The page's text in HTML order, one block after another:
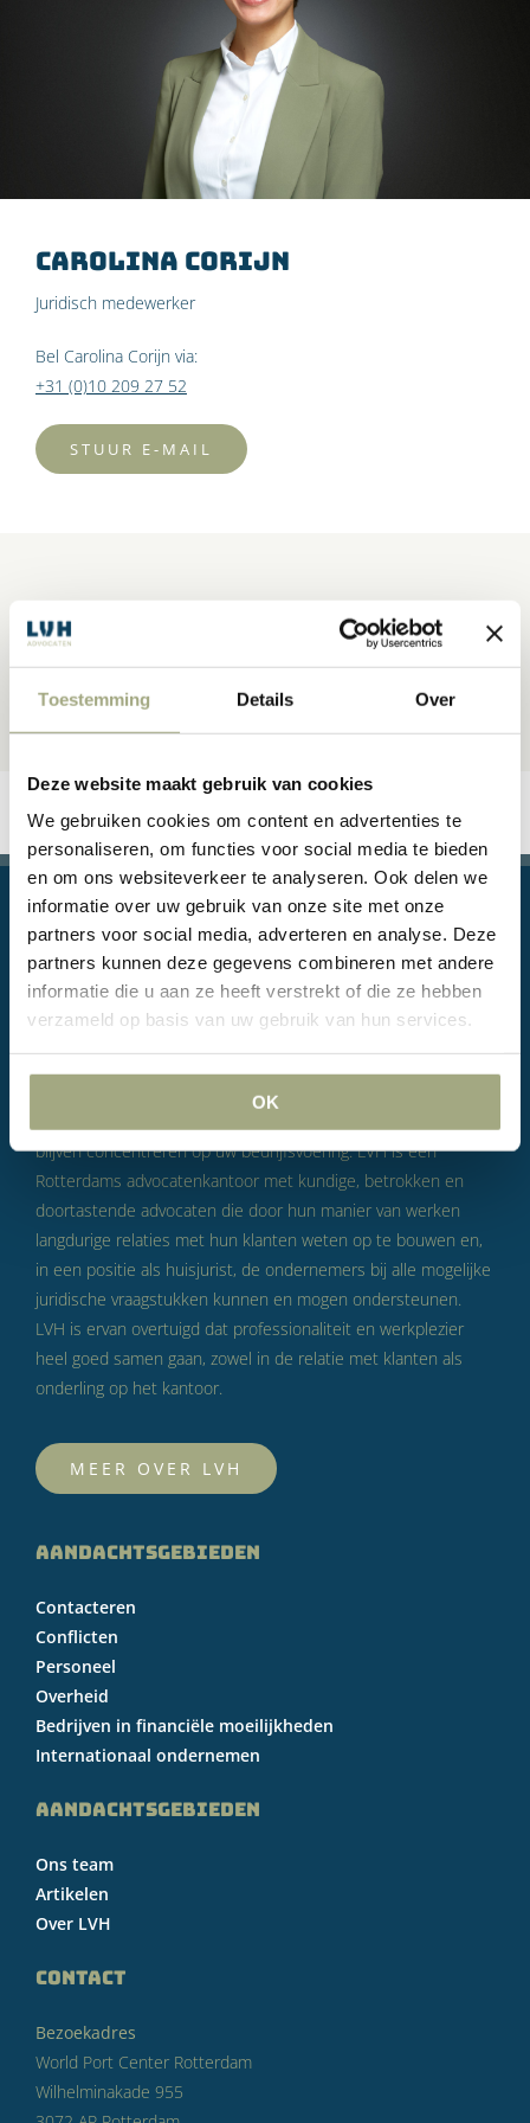
Toestemming Details Over
Deze website maakt gebruik van cookies
We gebruiken cookies om content en advertenties te
personaliseren, om functies voor social media te bieden
en om ons websiteverkeer te analyseren. Ook delen we
informatie over uw gebruik van onze site met onze
partners voor social media, adverteren en analyse. Deze
partners kunnen deze gegevens combineren met andere
informatie die u aan ze heeft verstrekt of die ze hebben
verzameld op basis van uw gebruik van hun services.
OK
Carolina Corijn
Juridisch medewerker
Bel Carolina Corijn via:
+31 (0)10 209 27 52
STUUR E-MAIL
Juridische vragen, of zelfs conflicten, zijn onderdeel van het
maar wel om serieus te nemen. Doel van LVH is om u daarbij
blijven concentreren op uw bedrijfsvoering. LVH is een
Rotterdams advocatenkantoor met kundige, betrokken en
doortastende advocaten die door hun manier van werken
langdurige relaties met hun klanten weten op te bouwen en,
in een positie als huisjurist, de ondernemers bij alle mogelijke
juridische vraagstukken kunnen en mogen ondersteunen.
LVH is ervan overtuigd dat professionaliteit en werkplezier
heel goed samen gaan, zowel in de relatie met klanten als
onderling op het kantoor.
MEER OVER LVH
AANDACHTSGEBIEDEN
Contacteren
Conflicten
Personeel
Overheid
Bedrijven in financiële moeilijkheden
Internationaal ondernemen
AANDACHTSGEBIEDEN
Ons team
Artikelen
Over LVH
CONTACT
Bezoekadres
World Port Center Rotterdam
Wilhelminakade 955